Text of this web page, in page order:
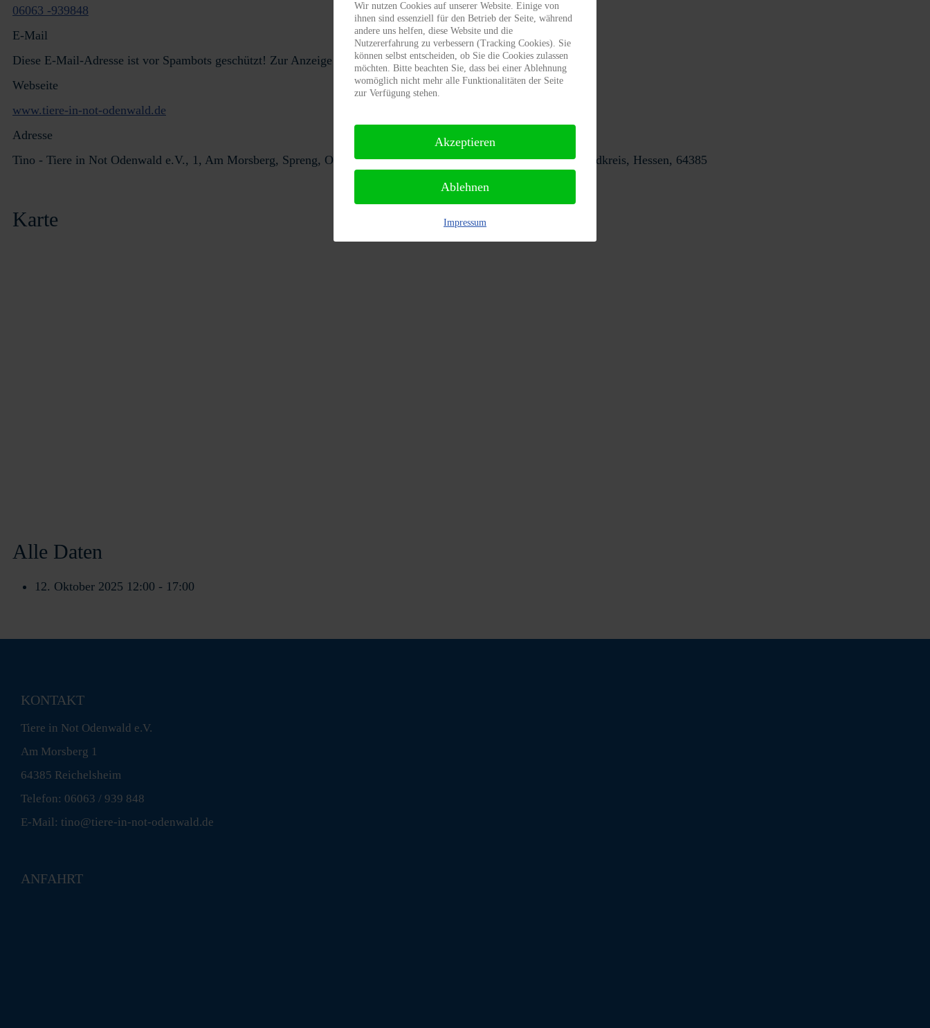
06063 -939848
E-Mail
Diese E-Mail-Adresse ist vor Spambots geschützt! Zur Anzeige muss JavaScript eingeschaltet sein.
Webseite
www.tiere-in-not-odenwald.de
Adresse
Tino - Tiere in Not Odenwald e.V., 1, Am Morsberg, Spreng, Ober-Kainsbach, Reichelsheim (Odenwald), Odenwaldkreis, Hessen, 64385
Karte
Alle Daten
12. Oktober 2025 12:00 - 17:00
KONTAKT
Tiere in Not Odenwald e.V.
Am Morsberg 1
64385 Reichelsheim
Telefon: 06063 / 939 848
E-Mail: tino@tiere-in-not-odenwald.de
ANFAHRT
Wir nutzen Cookies auf unserer Website. Einige von
ihnen sind essenziell für den Betrieb der Seite, während
andere uns helfen, diese Website und die
Nutzererfahrung zu verbessern (Tracking Cookies). Sie
können selbst entscheiden, ob Sie die Cookies zulassen
möchten. Bitte beachten Sie, dass bei einer Ablehnung
womöglich nicht mehr alle Funktionalitäten der Seite
zur Verfügung stehen.
Akzeptieren
Ablehnen
Impressum